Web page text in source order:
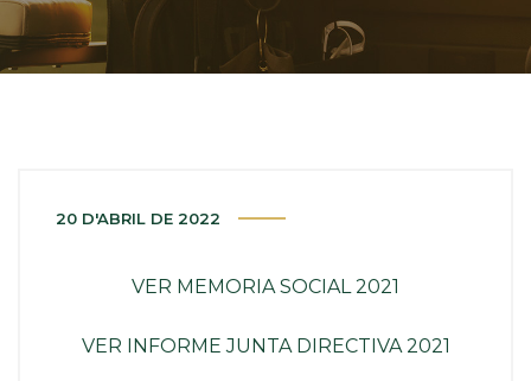
20 D'ABRIL DE 2022
VER MEMORIA SOCIAL 2021
VER INFORME JUNTA DIRECTIVA 2021